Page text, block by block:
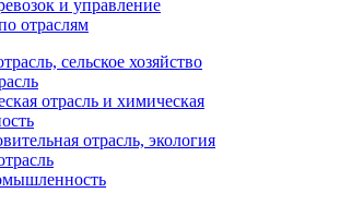
и управление
отраслям
сельское хозяйство
отрасль и химическая
отрасль, экология